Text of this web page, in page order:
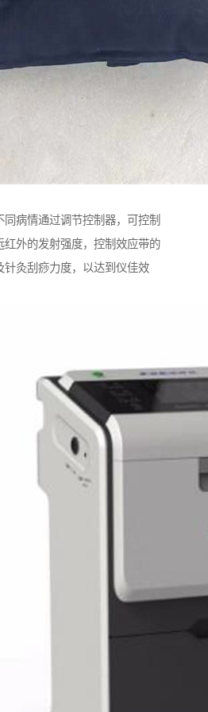
病情通过调节控制器，可控制
红外的发射强度，控制效应带的
针灸刮痧力度，以达到仪佳效